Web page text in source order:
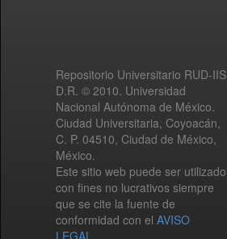
Repositorio Universitario RUD-IIS
D.R. © 2010. Universidad
Nacional Autónoma de México.
Ciudad Universitaria, Coyoacán,
C. P. 04510, Ciudad de México,
México.
Este sitio web puede ser utilizado
con fines no lucrativos siempre
que se cite la fuente de
conformidad con el AVISO
LEGAL